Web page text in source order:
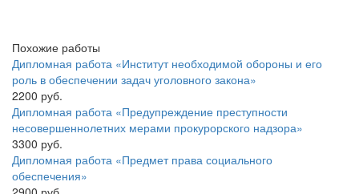
Похожие работы
Дипломная работа «Институт необходимой обороны и его
роль в обеспечении задач уголовного закона»
2200 руб.
Дипломная работа «Предупреждение преступности
несовершеннолетних мерами прокурорского надзора»
3300 руб.
Дипломная работа «Предмет права социального
обеспечения»